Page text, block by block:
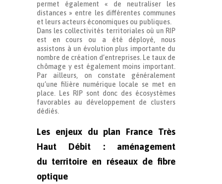
permet également « de neutraliser les
distances » entre les différentes communes
et leurs acteurs économiques ou publiques.
Dans les collectivités territoriales où un RIP
est en cours ou a été déployé, nous
assistons à un évolution plus importante du
nombre de création d’entreprises. Le taux de
chômage y est également moins important.
Par ailleurs, on constate généralement
qu’une filière numérique locale se met en
place. Les RIP sont donc des écosystèmes
favorables au développement de clusters
dédiés.
Les enjeux du plan France Très
Haut Débit : aménagement
du territoire en réseaux de fibre
optique